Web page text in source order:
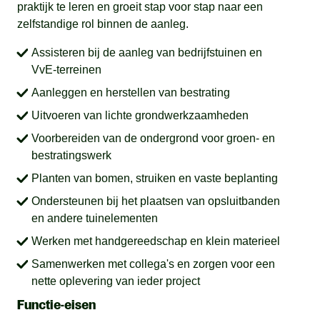
praktijk te leren en groeit stap voor stap naar een
zelfstandige rol binnen de aanleg.
Assisteren bij de aanleg van bedrijfstuinen en
VvE-terreinen
Aanleggen en herstellen van bestrating
Uitvoeren van lichte grondwerkzaamheden
Voorbereiden van de ondergrond voor groen- en
bestratingswerk
Planten van bomen, struiken en vaste beplanting
Ondersteunen bij het plaatsen van opsluitbanden
en andere tuinelementen
Werken met handgereedschap en klein materieel
Samenwerken met collega's en zorgen voor een
nette oplevering van ieder project
Functie-eisen